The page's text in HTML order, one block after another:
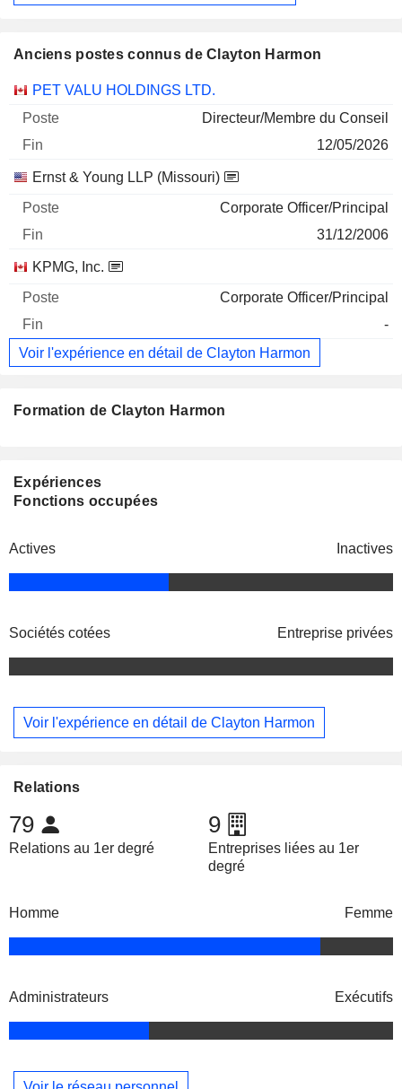
Anciens postes connus de Clayton Harmon
Sociétés Poste Fin
PET VALU HOLDINGS LTD.
Directeur/Membre du Conseil
12/05/2026
Ernst & Young LLP (Missouri)
Corporate Officer/Principal
31/12/2006
KPMG, Inc.
Corporate Officer/Principal
-
Voir l'expérience en détail de Clayton Harmon
Formation de Clayton Harmon
Expériences
Fonctions occupées
Actives Inactives
Sociétés cotées Entreprise privées
Voir l'expérience en détail de Clayton Harmon
Relations
79
Relations au 1er degré
9
Entreprises liées au 1er
degré
Homme Femme
Administrateurs Exécutifs